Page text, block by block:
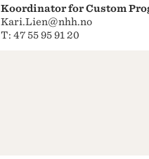
Koordinator for Custom
Kari.Lien@nhh.no
T: 47 55 95 91 20